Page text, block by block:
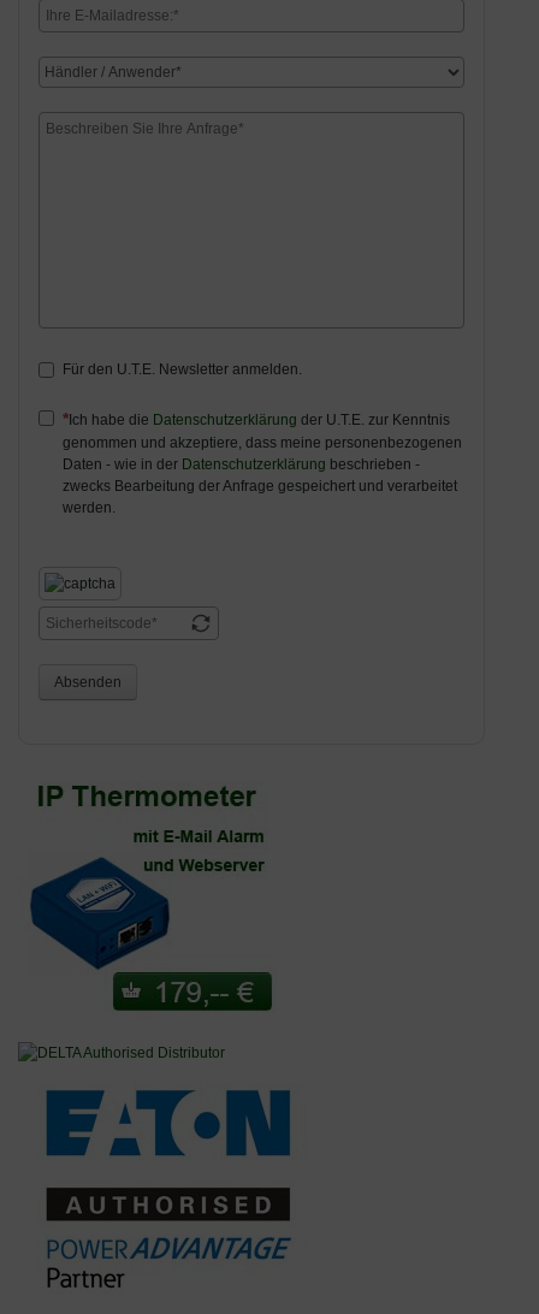
Für den U.T.E. Newsletter anmelden.
Ich habe die Datenschutzerklärung der U.T.E. zur Kenntnis
genommen und akzeptiere, dass meine personenbezogenen
Daten - wie in der Datenschutzerklärung beschrieben -
zwecks Bearbeitung der Anfrage gespeichert und verarbeitet
werden.
Absenden